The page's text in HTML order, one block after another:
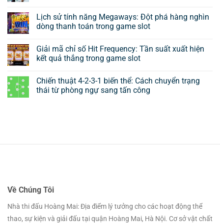
Lịch sử tính năng Megaways: Đột phá hàng nghìn
dòng thanh toán trong game slot
Giải mã chỉ số Hit Frequency: Tần suất xuất hiện
kết quả thắng trong game slot
Chiến thuật 4-2-3-1 biến thể: Cách chuyển trạng
thái từ phòng ngự sang tấn công
Về Chúng Tôi
Nhà thi đấu Hoàng Mai: Địa điểm lý tưởng cho các hoạt động thể
thao, sự kiện và giải đấu tại quận Hoàng Mai, Hà Nội. Cơ sở vật chất